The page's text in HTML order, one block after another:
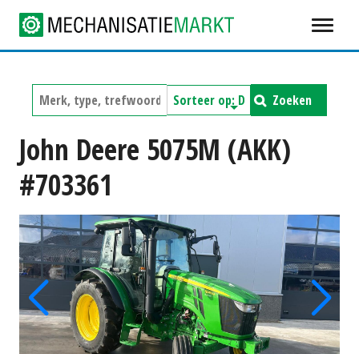
Zoeken
John Deere 5075M (AKK)
#703361